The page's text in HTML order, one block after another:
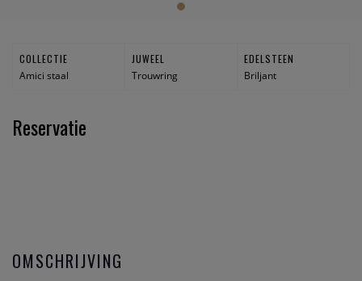
COLLECTIE
Amici staal
JUWEEL
Trouwring
EDELSTEEN
Briljant
Reservatie
OMSCHRIJVING